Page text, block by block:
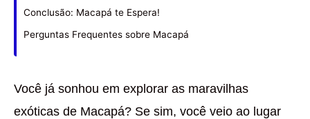
Conclusão: Macapá te Espera!
Perguntas Frequentes sobre Macapá
Você já sonhou em explorar as maravilhas
exóticas de Macapá? Se sim, você veio ao lugar